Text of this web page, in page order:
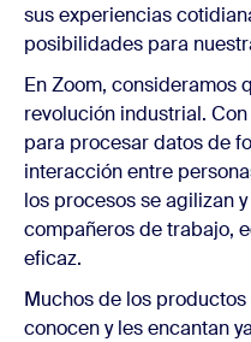
sus experiencias
posibilidades para
En Zoom, consideramos
revolución industrial.
para procesar datos de
interacción entre
los procesos se agilizan
compañeros de trabajo,
eficaz.
Muchos de los
conocen y les encantan